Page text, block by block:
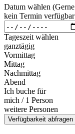
Datum wählen
kein Termin
Tageszeit wählen
ganztägig
Vormittag
Mittag
Nachmittag
Abend
Ich buche für
mich / 1 Person
weitere Personen
Verfügbarkeit abfragen